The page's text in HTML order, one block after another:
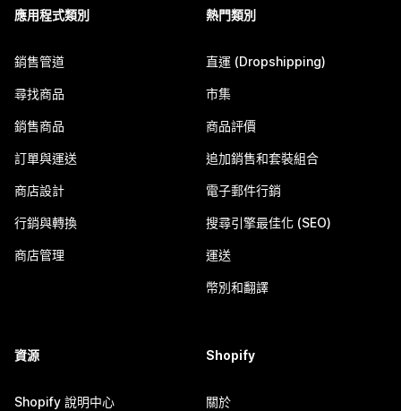
應用程式類別
銷售管道
尋找商品
銷售商品
訂單與運送
商店設計
行銷與轉換
商店管理
熱門類別
直運 (Dropshipping)
市集
商品評價
追加銷售和套裝組合
電子郵件行銷
搜尋引擎最佳化 (SEO)
運送
幣別和翻譯
資源
Shopify 說明中心
Shopify
關於